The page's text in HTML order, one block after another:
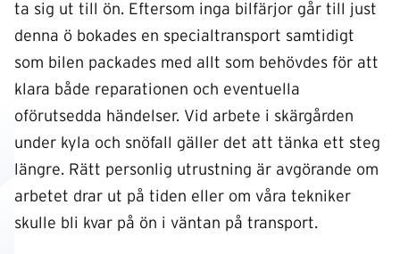
ta sig ut till ön. Eftersom inga bilfärjor går till just
denna ö bokades en specialtransport samtidigt
som bilen packades med allt som behövdes för att
klara både reparationen och eventuella
oförutsedda händelser. Vid arbete i skärgården
under kyla och snöfall gäller det att tänka ett steg
längre. Rätt personlig utrustning är avgörande om
arbetet drar ut på tiden eller om våra tekniker
skulle bli kvar på ön i väntan på transport.